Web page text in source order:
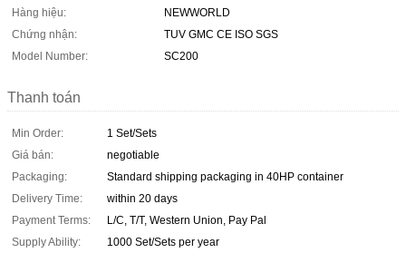
Hàng hiệu:
NEWWORLD
Chứng nhận:
TUV GMC CE ISO SGS
Model Number:
SC200
Thanh toán
Min Order:
1 Set/Sets
Giá bán:
negotiable
Packaging:
Standard shipping packaging in 40HP container
Delivery Time:
within 20 days
Payment Terms:
L/C, T/T, Western Union, Pay Pal
Supply Ability:
1000 Set/Sets per year